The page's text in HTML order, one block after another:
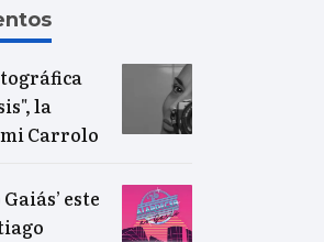
la
Carrolo
este